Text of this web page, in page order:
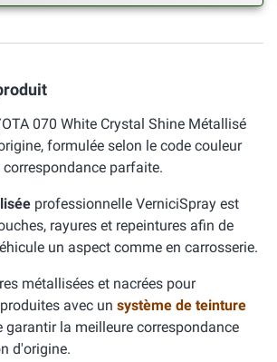
070 White Crystal Shine Métallisé
formulée selon le code couleur
correspondance parfaite.
professionnelle VerniciSpray est
rayures et repeintures afin de
un aspect comme en carrosserie.
métallisées et nacrées pour
avec un système de teinture
garantir la meilleure correspondance
d'origine.